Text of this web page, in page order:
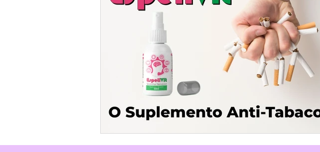
STOP DEPRESSÃO | Testemunhos Medicina Quântica